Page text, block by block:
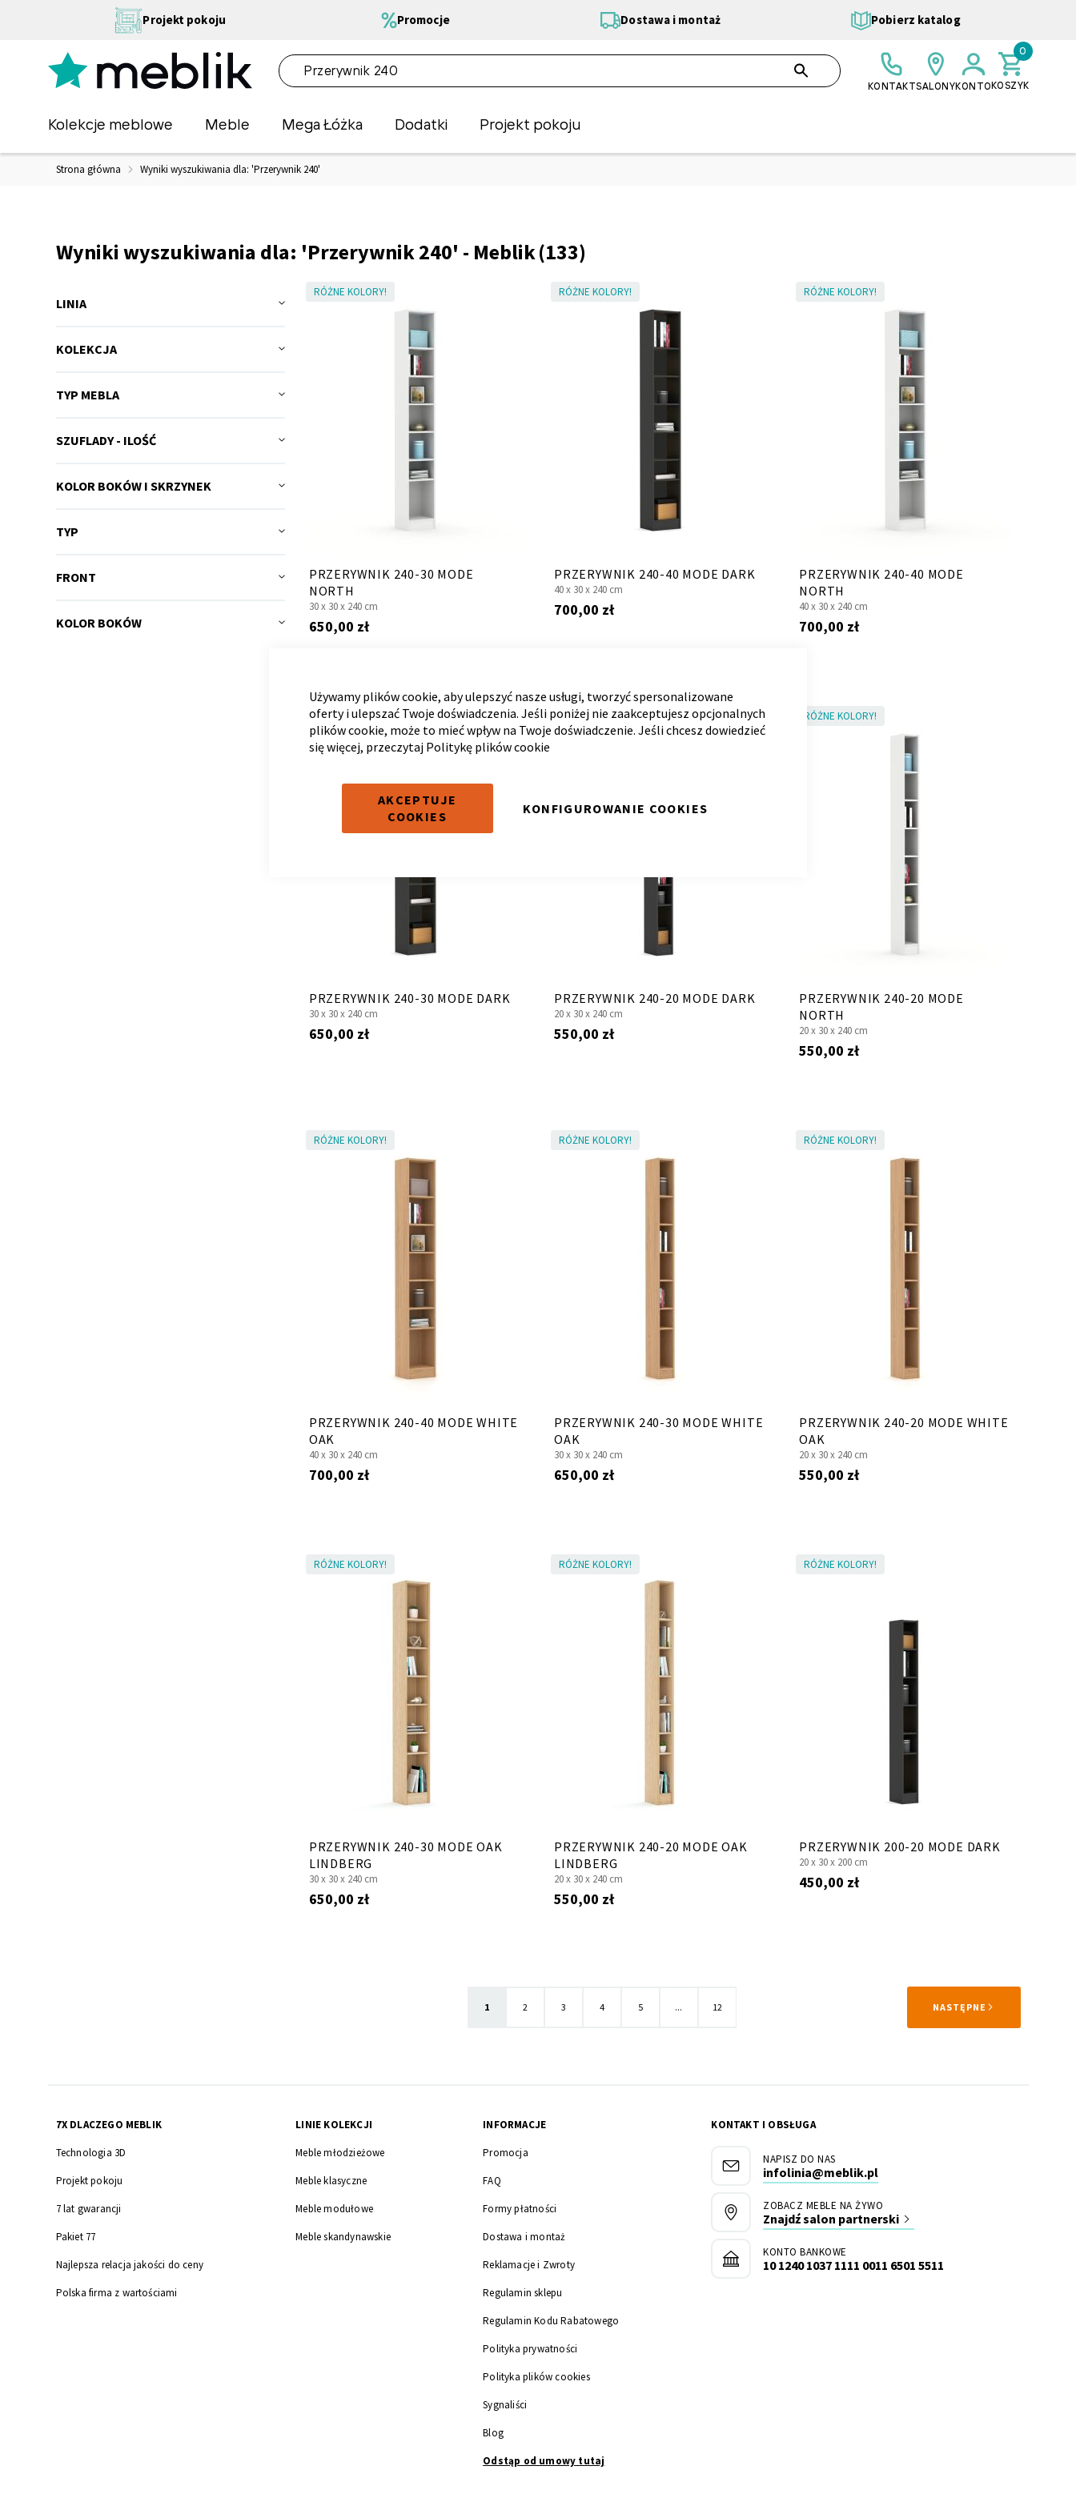
Używamy plików cookie, aby ulepszyć nasze usługi, tworzyć spersonalizowane
oferty i ulepszać Twoje doświadczenia. Jeśli poniżej nie zaakceptujesz opcjonalnych
plików cookie, może to mieć wpływ na Twoje doświadczenie. Jeśli chcesz dowiedzieć
się więcej, przeczytaj Politykę plików cookie
AKCEPTUJE
COOKIES
KONFIGUROWANIE COOKIES
Projekt pokoju Promocje Dostawa i montaż Pobierz katalog
Kolekcje meblowe Meble Mega Łóżka Dodatki Projekt pokoju
SZUKAJ
KONTAKTSALONYKONTOKOSZYK
0,00 ZŁ
0
Strona główna Wyniki wyszukiwania dla: 'Przerywnik 240'
Wyniki wyszukiwania dla: 'Przerywnik 240' - Meblik(133)
RÓŻNE KOLORY!
PRZERYWNIK 240-30 MODE
NORTH
30 x 30 x 240 cm
650,00 zł
RÓŻNE KOLORY!
PRZERYWNIK 240-40 MODE DARK
40 x 30 x 240 cm
700,00 zł
RÓŻNE KOLORY!
PRZERYWNIK 240-40 MODE
NORTH
40 x 30 x 240 cm
700,00 zł
RÓŻNE KOLORY!
PRZERYWNIK 240-30 MODE DARK
30 x 30 x 240 cm
650,00 zł
RÓŻNE KOLORY!
PRZERYWNIK 240-20 MODE DARK
20 x 30 x 240 cm
550,00 zł
RÓŻNE KOLORY!
PRZERYWNIK 240-20 MODE
NORTH
20 x 30 x 240 cm
550,00 zł
RÓŻNE KOLORY!
PRZERYWNIK 240-40 MODE WHITE
OAK
40 x 30 x 240 cm
700,00 zł
RÓŻNE KOLORY!
PRZERYWNIK 240-30 MODE WHITE
OAK
30 x 30 x 240 cm
650,00 zł
RÓŻNE KOLORY!
PRZERYWNIK 240-20 MODE WHITE
OAK
20 x 30 x 240 cm
550,00 zł
RÓŻNE KOLORY!
PRZERYWNIK 240-30 MODE OAK
LINDBERG
30 x 30 x 240 cm
650,00 zł
RÓŻNE KOLORY!
PRZERYWNIK 240-20 MODE OAK
LINDBERG
20 x 30 x 240 cm
550,00 zł
RÓŻNE KOLORY!
PRZERYWNIK 200-20 MODE DARK
20 x 30 x 200 cm
450,00 zł
Aktualnie czytasz stronę
1 Strona
2 Strona
3 Strona
4 Strona
5 ... Strona
12 STRONA
NASTĘPNE
LINIA
KOLEKCJA
TYP MEBLA
SZUFLADY - ILOŚĆ
KOLOR BOKÓW I SKRZYNEK
TYP
FRONT
KOLOR BOKÓW
7X DLACZEGO MEBLIK
Technologia 3D
Projekt pokoju
7 lat gwarancji
Pakiet 77
Najlepsza relacja jakości do ceny
Polska firma z wartościami
LINIE KOLEKCJI
Meble młodzieżowe
Meble klasyczne
Meble modułowe
Meble skandynawskie
INFORMACJE
Promocja
FAQ
Formy płatności
Dostawa i montaż
Reklamacje i Zwroty
Regulamin sklepu
Regulamin Kodu Rabatowego
Polityka prywatności
Polityka plików cookies
Sygnaliści
Blog
Odstąp od umowy tutaj
KONTAKT I OBSŁUGA
NAPISZ DO NAS
infolinia@meblik.pl
ZOBACZ MEBLE NA ŻYWO
Znajdź salon partnerski
KONTO BANKOWE
10 1240 1037 1111 0011 6501 5511